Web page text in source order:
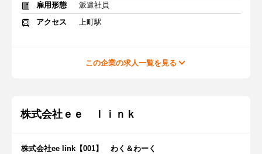
雇用形態
派遣社員
アクセス
上町駅
この企業の求人一覧を見る
株式会社ｅｅ ｌｉｎｋ
株式会社ee link【001】 わく＆わーく